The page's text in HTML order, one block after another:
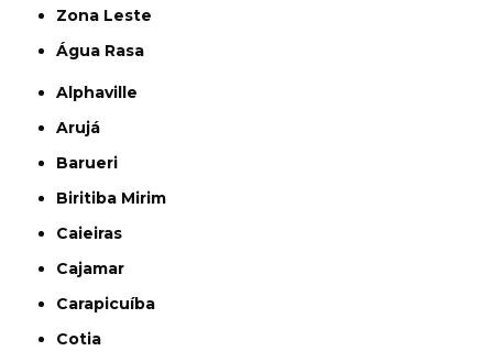
Zona Leste
Água Rasa
Alphaville
Arujá
Barueri
Biritiba Mirim
Caieiras
Cajamar
Carapicuíba
Cotia